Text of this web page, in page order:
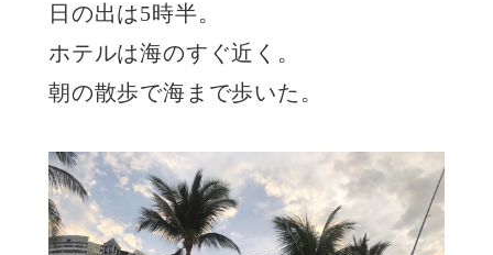
日の出は5時半。
ホテルは海のすぐ近く。
朝の散歩で海まで歩いた。